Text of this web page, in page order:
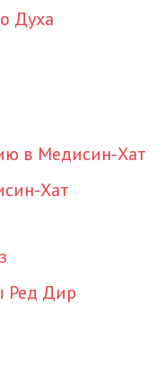
Духа
в Медисин-Хат
Хат
Ред Дир